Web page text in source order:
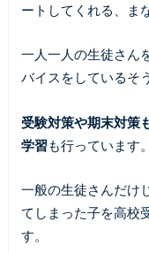
ートしてくれる、ま
一人一人の生徒さん
バイスをしているそ
受験対策や期末対策
学習も行っています。
一般の生徒さんだけ
てしまった子を高校
す。